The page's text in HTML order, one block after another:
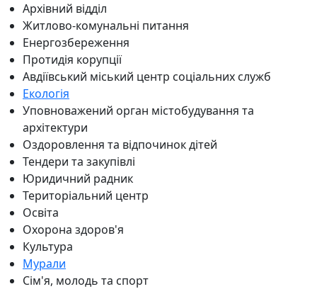
Архівний відділ
Житлово-комунальні питання
Енергозбереження
Протидія корупції
Авдіївський міський центр соціальних служб
Екологія
Уповноважений орган містобудування та
архітектури
Оздоровлення та відпочинок дітей
Тендери та закупівлі
Юридичний радник
Територіальний центр
Освіта
Охорона здоров'я
Культура
Мурали
Сім'я, молодь та спорт